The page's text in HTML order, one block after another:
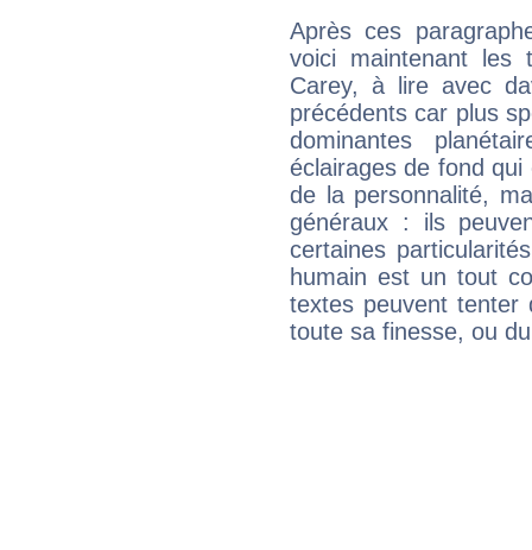
Après ces
voici maintenant les
Carey, à lire avec
précédents car plus
dominantes
éclairages de fond
de la personnalité,
généraux : ils
certaines
humain est un tout
textes peuvent tenter
toute sa finesse, ou